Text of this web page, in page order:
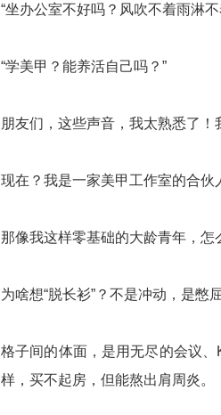
“坐办公室不好吗？风吹不着雨淋
“学美甲？能养活自己吗？”
朋友们，这些声音，我太熟悉了
现在？我是一家美甲工作室的合伙
那像我这样零基础的大龄青年，
为啥想“脱长衫”？不是冲动，是憋
格子间的体面，是用无尽的会议
样，买不起房，但能熬出肩周炎。